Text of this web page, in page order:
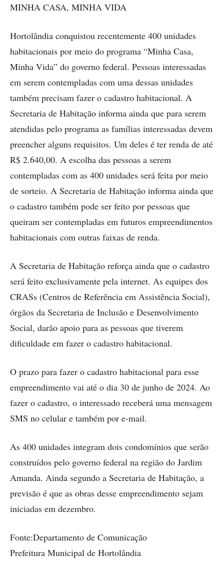
MINHA CASA, MINHA VIDA
Hortolândia conquistou recentemente 400 unidades
habitacionais por meio do programa “Minha Casa,
Minha Vida” do governo federal. Pessoas interessadas
em serem contempladas com uma dessas unidades
também precisam fazer o cadastro habitacional. A
Secretaria de Habitação informa ainda que para serem
atendidas pelo programa as famílias interessadas devem
preencher alguns requisitos. Um deles é ter renda de até
R$ 2.640,00. A escolha das pessoas a serem
contempladas com as 400 unidades será feita por meio
de sorteio. A Secretaria de Habitação informa ainda que
o cadastro também pode ser feito por pessoas que
queiram ser contempladas em futuros empreendimentos
habitacionais com outras faixas de renda.
A Secretaria de Habitação reforça ainda que o cadastro
será feito exclusivamente pela internet. As equipes dos
CRASs (Centros de Referência em Assistência Social),
órgãos da Secretaria de Inclusão e Desenvolvimento
Social, darão apoio para as pessoas que tiverem
dificuldade em fazer o cadastro habitacional.
O prazo para fazer o cadastro habitacional para esse
empreendimento vai até o dia 30 de junho de 2024. Ao
fazer o cadastro, o interessado receberá uma mensagem
SMS no celular e também por e-mail.
As 400 unidades integram dois condomínios que serão
construídos pelo governo federal na região do Jardim
Amanda. Ainda segundo a Secretaria de Habitação, a
previsão é que as obras desse empreendimento sejam
iniciadas em dezembro.
Fonte:Departamento de Comunicação
Prefeitura Municipal de Hortolândia